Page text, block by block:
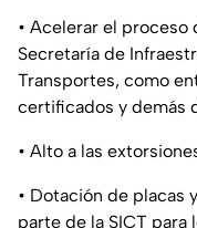
• Acelerar el
Secretaría de
Transportes, como
certificados y demás
• Alto a las
• Dotación de placas
parte de la SICT